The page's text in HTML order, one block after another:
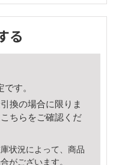
る
す。
換の場合に限りま
こちら をご確認くだ
状況によって、商品
がございます。